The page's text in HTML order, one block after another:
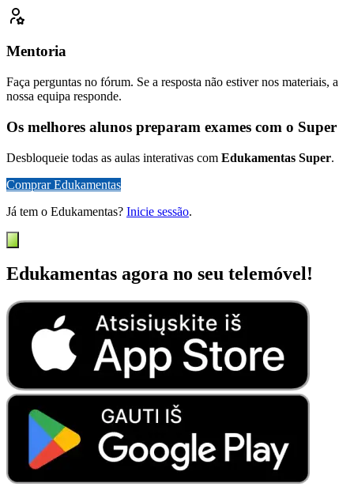
Mentoria
Faça perguntas no fórum. Se a resposta não estiver nos materiais, a
nossa equipa responde.
Os melhores alunos preparam exames com o Super
Desbloqueie todas as aulas interativas com Edukamentas Super.
Comprar Edukamentas
Já tem o Edukamentas? Inicie sessão.
Edukamentas agora no seu telemóvel!